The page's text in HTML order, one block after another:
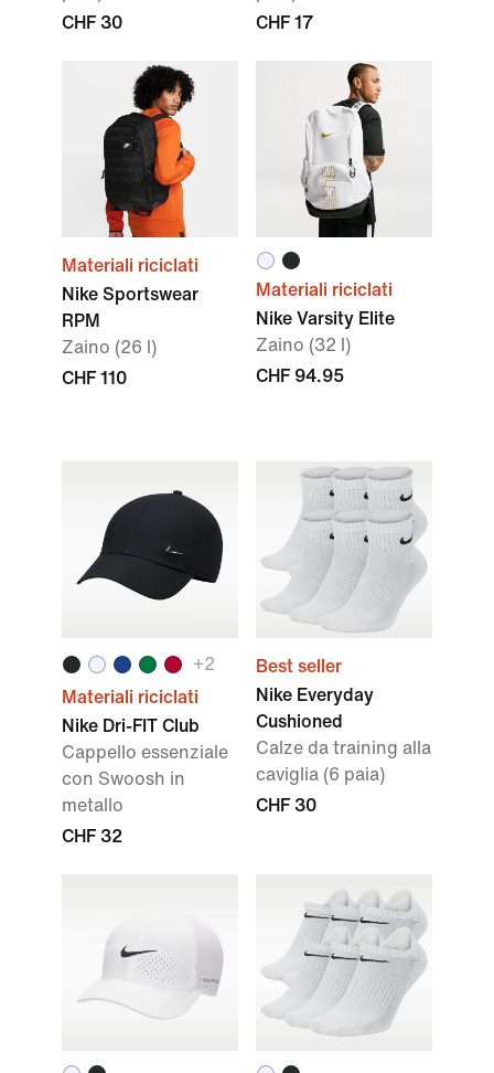
CHF 30
CHF 17
Materiali riciclati
Nike Sportswear
RPM
Zaino (26 l)
CHF 110
Materiali riciclati
Nike Varsity Elite
Zaino (32 l)
CHF 94.95
+2
Materiali riciclati
Nike Dri-FIT Club
Cappello essenziale
con Swoosh in
metallo
CHF 32
Best seller
Nike Everyday
Cushioned
Calze da training alla
caviglia (6 paia)
CHF 30